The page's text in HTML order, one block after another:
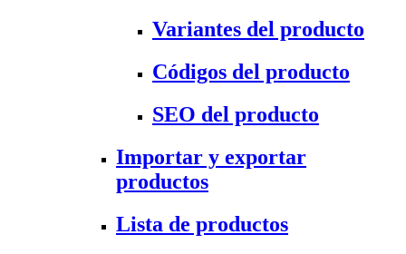
Variantes del producto
Códigos del producto
SEO del producto
Importar y exportar
productos
Lista de productos